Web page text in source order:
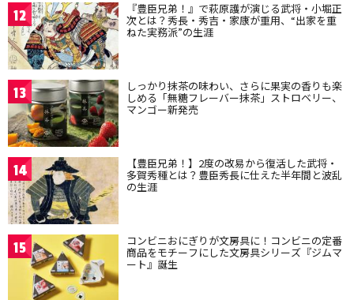
12 『豊臣兄弟！』で萩原護が演じる武将・小堀正
次とは？秀長・秀吉・家康が重用、“出家を重
ねた実務派”の生涯
13 しっかり抹茶の味わい、さらに果実の香りも楽
しめる「無糖フレーバー抹茶」ストロベリー、
マンゴー新発売
14 【豊臣兄弟！】2度の改易から復活した武将・
多賀秀種とは？豊臣秀長に仕えた半年間と波乱
の生涯
15 コンビニおにぎりが文房具に！コンビニの定番
商品をモチーフにした文房具シリーズ『ジムマ
ート』誕生